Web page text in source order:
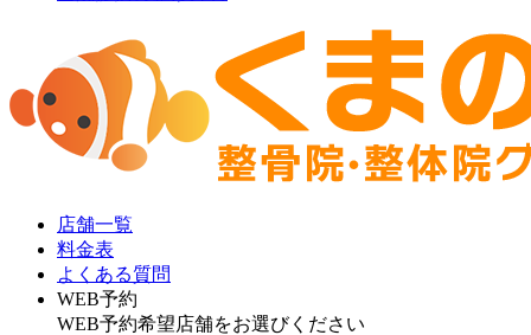
店舗一覧
料金表
よくある質問
WEB予約
WEB予約希望店舗をお選びください